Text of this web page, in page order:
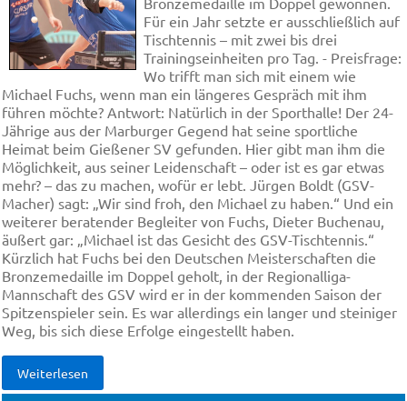
Für ein Jahr setzte er ausschließlich auf
Tischtennis – mit zwei bis drei
Trainingseinheiten pro Tag. - Preisfrage:
Wo trifft man sich mit einem wie
Michael Fuchs, wenn man ein längeres Gespräch mit ihm
führen möchte? Antwort: Natürlich in der Sporthalle! Der 24-
Jährige aus der Marburger Gegend hat seine sportliche
Heimat beim Gießener SV gefunden. Hier gibt man ihm die
Möglichkeit, aus seiner Leidenschaft – oder ist es gar etwas
mehr? – das zu machen, wofür er lebt. Jürgen Boldt (GSV-
Macher) sagt: „Wir sind froh, den Michael zu haben.“ Und ein
weiterer beratender Begleiter von Fuchs, Dieter Buchenau,
äußert gar: „Michael ist das Gesicht des GSV-Tischtennis.“
Kürzlich hat Fuchs bei den Deutschen Meisterschaften die
Bronzemedaille im Doppel geholt, in der Regionalliga-
Mannschaft des GSV wird er in der kommenden Saison der
Spitzenspieler sein. Es war allerdings ein langer und steiniger
Weg, bis sich diese Erfolge eingestellt haben.
Weiterlesen